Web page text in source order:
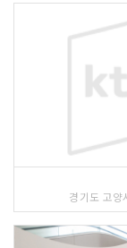
경기도 고